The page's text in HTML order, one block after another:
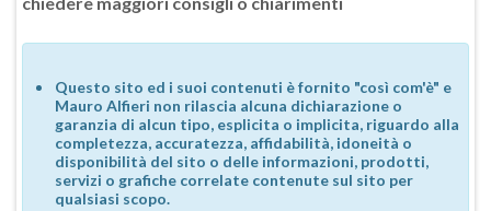
Questo sito ed i suoi contenuti è fornito "così com'è" e
Mauro Alfieri non rilascia alcuna dichiarazione o
garanzia di alcun tipo, esplicita o implicita, riguardo alla
completezza, accuratezza, affidabilità, idoneità o
disponibilità del sito o delle informazioni, prodotti,
servizi o grafiche correlate contenute sul sito per
qualsiasi scopo.